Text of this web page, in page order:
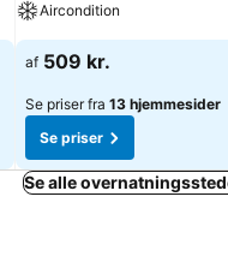
Aircondition
af 509 kr.
Se priser fra 13 hjemmesider
Se priser
Se alle